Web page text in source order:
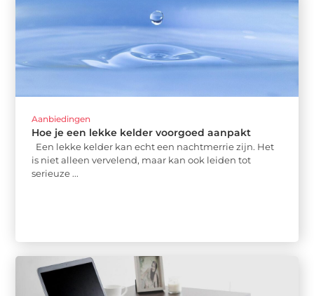
Aanbiedingen
Hoe je een lekke kelder voorgoed aanpakt
Een lekke kelder kan echt een nachtmerrie zijn. Het
is niet alleen vervelend, maar kan ook leiden tot
serieuze ...